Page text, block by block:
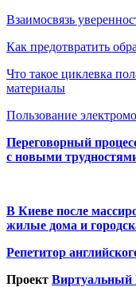
Взаимосвязь
Как предотвратить
Что такое циклевка
материалы
Пользование
Переговорный
с новыми
В Киеве после
жилые дома и
Репетитор
Проект Виртуальный